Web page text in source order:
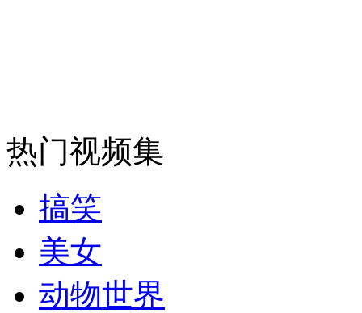
纽约上演“枕头大战”
司机酒驾遇交警 急速倒车逃窜
热门视频集
搞笑
美女
动物世界